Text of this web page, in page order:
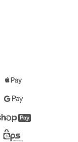
Pay
Google
Pay